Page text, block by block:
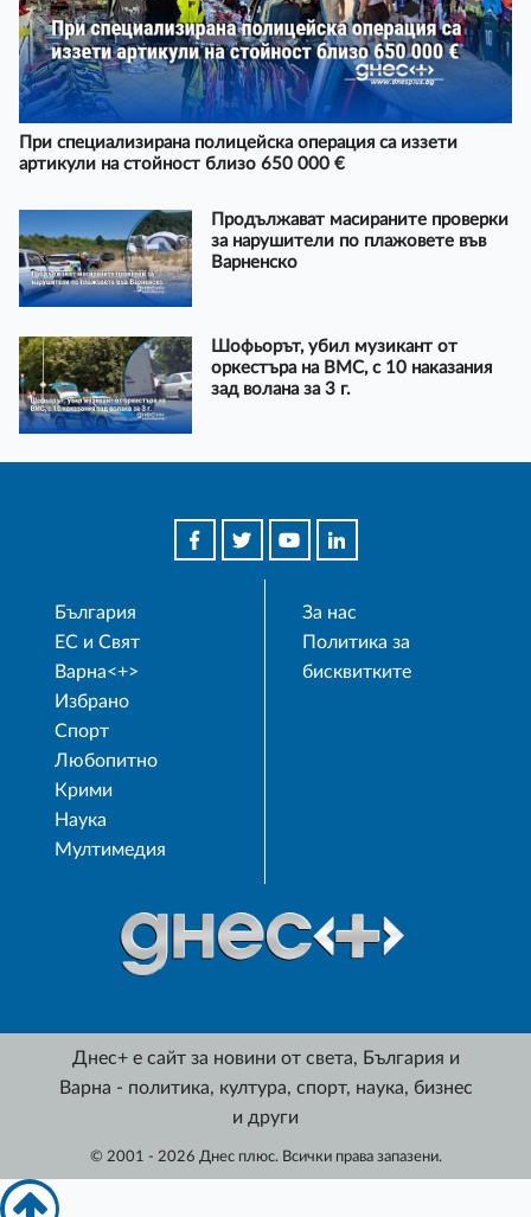
При специализирана полицейска операция са иззети
артикули на стойност близо 650 000 €
Продължават масираните проверки
за нарушители по плажовете във
Варненско
Шофьорът, убил музикант от
оркестъра на ВМС, с 10 наказания
зад волана за 3 г.
България
ЕС и Свят
Варна<+>
Избрано
Спорт
Любопитно
Крими
Наука
Мултимедия
За нас
Политика за
бисквитките
Днес+ е сайт за новини от света, България и
Варна - политика, култура, спорт, наука, бизнес
и други
© 2001 - 2026 Днес плюс. Всички права запазени.